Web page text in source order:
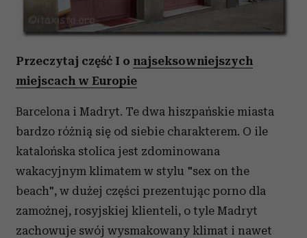
Przeczytaj część I o najseksowniejszych
miejscach w Europie
Barcelona i Madryt. Te dwa hiszpańskie miasta
bardzo różnią się od siebie charakterem. O ile
katalońska stolica jest zdominowana
wakacyjnym klimatem w stylu "sex on the
beach", w dużej części prezentując porno dla
zamożnej, rosyjskiej klienteli, o tyle Madryt
zachowuje swój wysmakowany klimat i nawet